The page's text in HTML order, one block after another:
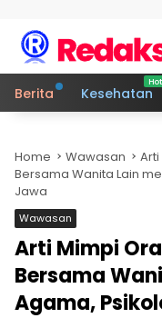
Berita Kesehatan
Home Wawasan
Bersama Wanita Lain
Jawa
Wawasan
Arti Mimpi
Bersama
Agama,